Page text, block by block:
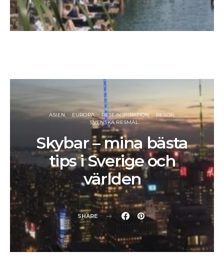
ASIEN EUROPA RESEINSPIRATION
RESOR
SVENSKA RESMÅL
Skybar – mina bästa
tips i Sverige och
världen
SHARE